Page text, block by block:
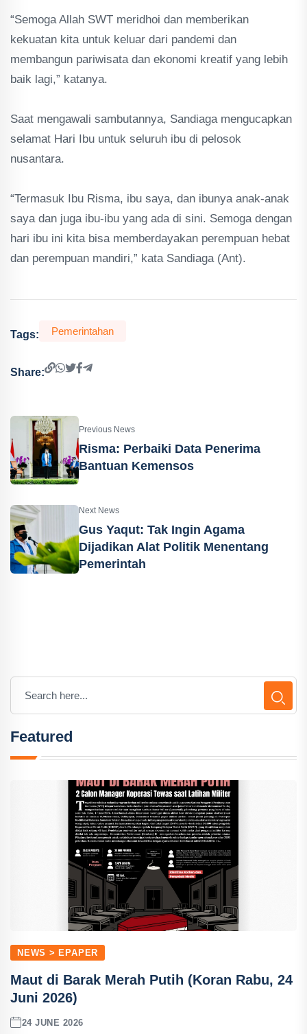
“Semoga Allah SWT meridhoi dan memberikan
kekuatan kita untuk keluar dari pandemi dan
membangun pariwisata dan ekonomi kreatif yang lebih
baik lagi,” katanya.
Saat mengawali sambutannya, Sandiaga mengucapkan
selamat Hari Ibu untuk seluruh ibu di pelosok
nusantara.
“Termasuk Ibu Risma, ibu saya, dan ibunya anak-anak
saya dan juga ibu-ibu yang ada di sini. Semoga dengan
hari ibu ini kita bisa memberdayakan perempuan hebat
dan perempuan mandiri,” kata Sandiaga (Ant).
Tags: Pemerintahan
Share:
Previous News
Risma: Perbaiki Data Penerima
Bantuan Kemensos
Next News
Gus Yaqut: Tak Ingin Agama
Dijadikan Alat Politik Menentang
Pemerintah
Featured
NEWS > EPAPER
Maut di Barak Merah Putih (Koran Rabu, 24
Juni 2026)
24 JUNE 2026